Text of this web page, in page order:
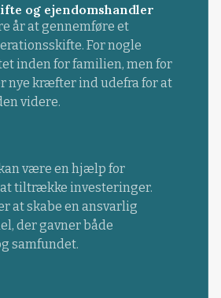
og ejendomshandler
år at gennemføre et
For nogle
inden for familien, men for
nye kræfter ind udefra for at
videre.
være en hjælp for
tiltrække investeringer.
at skabe en ansvarlig
der gavner både
samfundet.